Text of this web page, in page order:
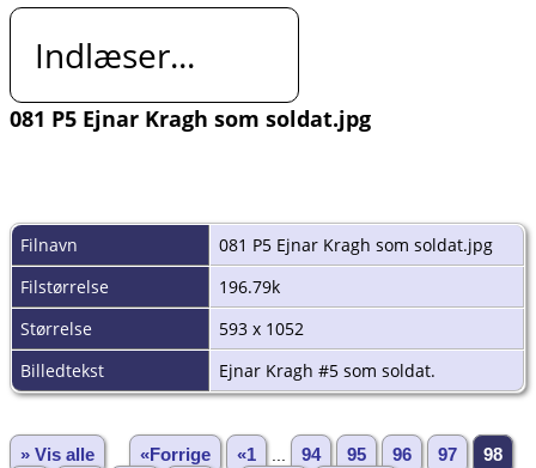
Indlæser...
081 P5 Ejnar Kragh som soldat.jpg
Filnavn
081 P5 Ejnar Kragh som soldat.jpg
Filstørrelse
196.79k
Størrelse
593 x 1052
Billedtekst
Ejnar Kragh #5 som soldat.
» Vis alle «Forrige «1 94 95 96 97 98